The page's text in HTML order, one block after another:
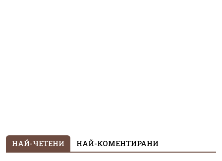
НАЙ-ЧЕТЕНИ НАЙ-КОМЕНТИРАНИ